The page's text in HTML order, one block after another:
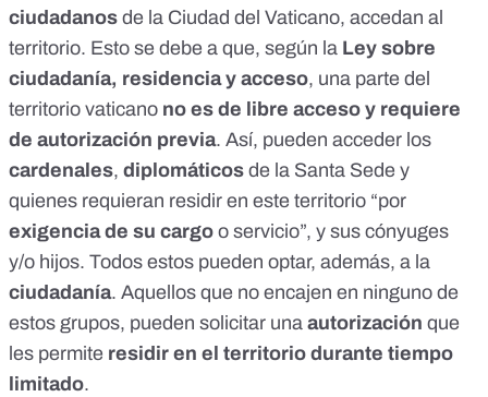
ciudadanos de la Ciudad del Vaticano, accedan al
territorio. Esto se debe a que, según la Ley sobre
ciudadanía, residencia y acceso, una parte del
territorio vaticano no es de libre acceso y requiere
de autorización previa. Así, pueden acceder los
cardenales, diplomáticos de la Santa Sede y
quienes requieran residir en este territorio “por
exigencia de su cargo o servicio”, y sus cónyuges
y/o hijos. Todos estos pueden optar, además, a la
ciudadanía. Aquellos que no encajen en ninguno de
estos grupos, pueden solicitar una autorización que
les permite residir en el territorio durante tiempo
limitado.